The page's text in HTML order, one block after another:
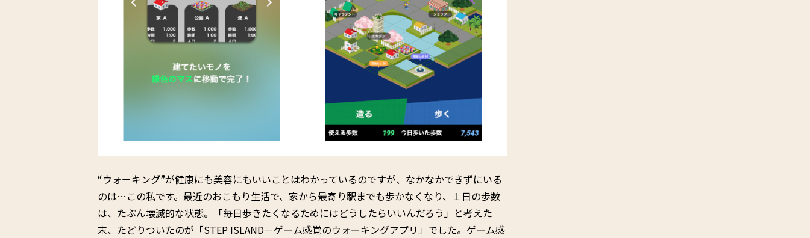
“ウォーキング”が健康にも美容にもいいことはわかっているのですが、なかなかできずにいる
のは…この私です。最近のおこもり生活で、家から最寄り駅までも歩かなくなり、１日の歩数
は、たぶん壊滅的な状態。「毎日歩きたくなるためにはどうしたらいいんだろう」と考えた
末、たどりついたのが「STEP ISLAND－ゲーム感覚のウォーキングアプリ」でした。ゲーム感